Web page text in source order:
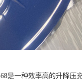
是一种效率高的升降压